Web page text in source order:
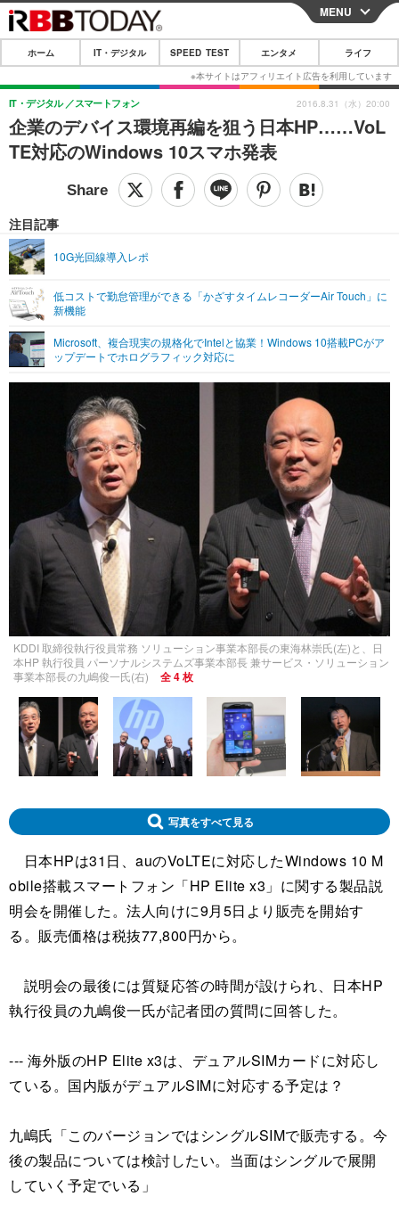
CLOSE
ホーム
IT・デジタル
IT・デジタルTOP スマートフォン
ショッピング その他
SPEED TEST
エンタメTOP 映画・ドラマ
グラビア
ショッピング その他
ライフTOP
その他
リリース一覧
プッシュ通知の停止方法
MENU
ホーム IT・デジタル SPEED TEST エンタメ ライフ
企業のデバイス環境再編を狙う日本HP……VoL
TE対応のWindows 10スマホ発表
IT・デジタル スマートフォン
注目記事
10G光回線導入レポ
低コストで勤怠管理ができる「かざすタイムレコーダーAir Touch」に
新機能
Microsoft、複合現実の規格化でIntelと協業！Windows 10搭載PCがア
ップデートでホログラフィック対応に
2016.8.31（水）20:00
KDDI 取締役執行役員常務 ソリューション事業本部長の東海林崇氏(左)と、日
本HP 執行役員 パーソナルシステムズ事業本部長 兼サービス・ソリューション
事業本部長の九嶋俊一氏(右)
全 4 枚
写真をすべて見る
日本HPは31日、auのVoLTEに対応したWindows 10 M
obile搭載スマートフォン「HP Elite x3」に関する製品説
明会を開催した。法人向けに9月5日より販売を開始す
る。販売価格は税抜77,800円から。
説明会の最後には質疑応答の時間が設けられ、日本HP
執行役員の九嶋俊一氏が記者団の質問に回答した。
--- 海外版のHP Elite x3は、デュアルSIMカードに対応し
ている。国内版がデュアルSIMに対応する予定は？
九嶋氏「このバージョンではシングルSIMで販売する。今
後の製品については検討したい。当面はシングルで展開
していく予定でいる」